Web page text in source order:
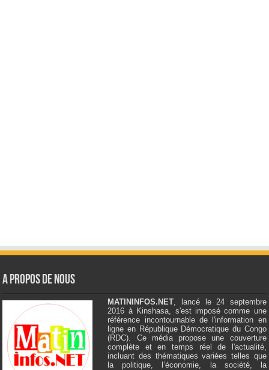
A Propos de Nous
MATININFOS.NET, lancé le 24 septembre
2016 à Kinshasa, s'est imposé comme une
référence incontournable de l'information en
ligne en République Démocratique du Congo
(RDC). Ce média propose une couverture
complète et en temps réel de l'actualité,
incluant des thématiques variées telles que
la politique, l’économie, la société, la